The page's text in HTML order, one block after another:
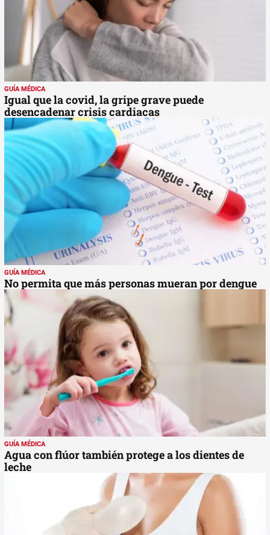
GUÍA MÉDICA
Igual que la covid, la gripe grave puede
desencadenar crisis cardiacas
GUÍA MÉDICA
No permita que más personas mueran por dengue
GUÍA MÉDICA
Agua con flúor también protege a los dientes de
leche